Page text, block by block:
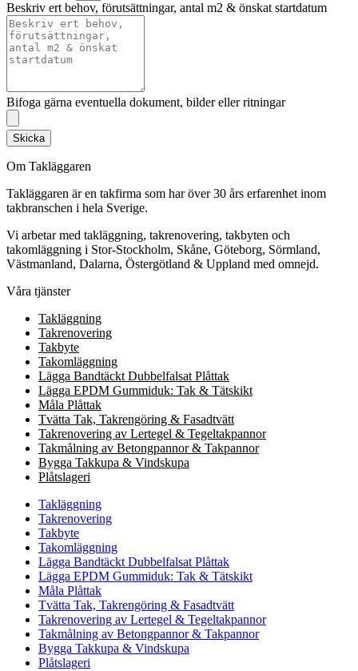
Beskriv ert behov, förutsättningar, antal m2 & önskat startdatum
Bifoga gärna eventuella dokument, bilder eller ritningar
Skicka
Om Takläggaren
Takläggaren är en takfirma som har över 30 års erfarenhet inom
takbranschen i hela Sverige.
Vi arbetar med takläggning, takrenovering, takbyten och
takomläggning i Stor-Stockholm, Skåne, Göteborg, Sörmland,
Västmanland, Dalarna, Östergötland & Uppland med omnejd.
Våra tjänster
Takläggning
Takrenovering
Takbyte
Takomläggning
Lägga Bandtäckt Dubbelfalsat Plåttak
Lägga EPDM Gummiduk: Tak & Tätskikt
Måla Plåttak
Tvätta Tak, Takrengöring & Fasadtvätt
Takrenovering av Lertegel & Tegeltakpannor
Takmålning av Betongpannor & Takpannor
Bygga Takkupa & Vindskupa
Plåtslageri
Takläggning
Takrenovering
Takbyte
Takomläggning
Lägga Bandtäckt Dubbelfalsat Plåttak
Lägga EPDM Gummiduk: Tak & Tätskikt
Måla Plåttak
Tvätta Tak, Takrengöring & Fasadtvätt
Takrenovering av Lertegel & Tegeltakpannor
Takmålning av Betongpannor & Takpannor
Bygga Takkupa & Vindskupa
Plåtslageri